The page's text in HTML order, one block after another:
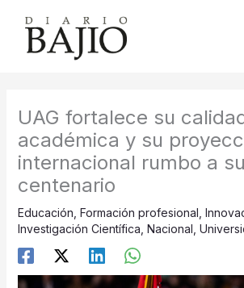
contenido
UAG fortalece su
académica y su
internacional rumbo a su
centenario
Educación Formación profesional
Investigación Científica Nacional